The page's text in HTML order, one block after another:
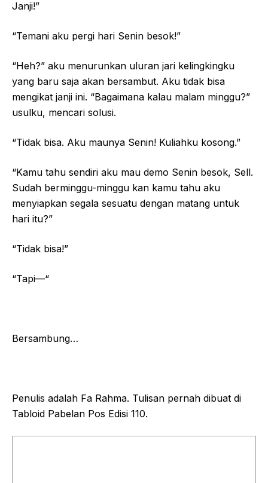
Janji!”
“Temani aku pergi hari Senin besok!”
“Heh?” aku menurunkan uluran jari kelingkingku
yang baru saja akan bersambut. Aku tidak bisa
mengikat janji ini. “Bagaimana kalau malam minggu?”
usulku, mencari solusi.
“Tidak bisa. Aku maunya Senin! Kuliahku kosong.”
“Kamu tahu sendiri aku mau demo Senin besok, Sell.
Sudah berminggu-minggu kan kamu tahu aku
menyiapkan segala sesuatu dengan matang untuk
hari itu?”
“Tidak bisa!”
“Tapi—“
Bersambung…
Penulis adalah Fa Rahma. Tulisan pernah dibuat di
Tabloid Pabelan Pos Edisi 110.